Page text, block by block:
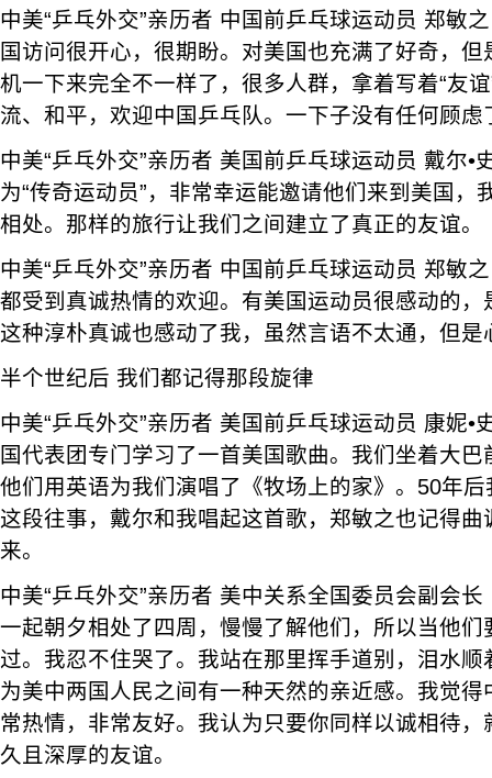
中美“乒乓外交”亲历者 中国前乒乓球运动员 郑敏
国访问很开心，很期盼。对美国也充满了好奇，
机一下来完全不一样了，很多人群，拿着写着“友
流、和平，欢迎中国乒乓队。一下子没有任何顾虑
中美“乒乓外交”亲历者 美国前乒乓球运动员 戴尔•
为“传奇运动员”，非常幸运能邀请他们来到美国，
相处。那样的旅行让我们之间建立了真正的友谊。
中美“乒乓外交”亲历者 中国前乒乓球运动员 郑敏
都受到真诚热情的欢迎。有美国运动员很感动的
这种淳朴真诚也感动了我，虽然言语不太通，但是
半个世纪后 我们都记得那段旋律
中美“乒乓外交”亲历者 美国前乒乓球运动员 康妮•
国代表团专门学习了一首美国歌曲。我们坐着大
他们用英语为我们演唱了《牧场上的家》。50年
这段往事，戴尔和我唱起这首歌，郑敏之也记得
来。
中美“乒乓外交”亲历者 美中关系全国委员会副会
一起朝夕相处了四周，慢慢了解他们，所以当他们
过。我忍不住哭了。我站在那里挥手道别，泪水
为美中两国人民之间有一种天然的亲近感。我觉
常热情，非常友好。我认为只要你同样以诚相待
久且深厚的友谊。